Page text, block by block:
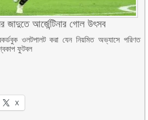
জাদুতে আর্জেন্টিনার গোল উৎসব
ওলটপালট করা যেন নিয়মিত অভ্যাসে পরিণত
ফুটবল
X